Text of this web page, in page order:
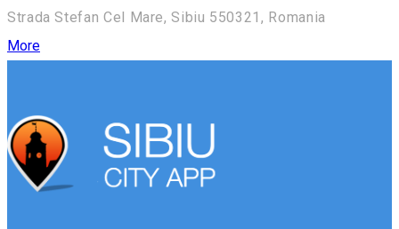
Strada Stefan Cel Mare, Sibiu 550321, Romania
More